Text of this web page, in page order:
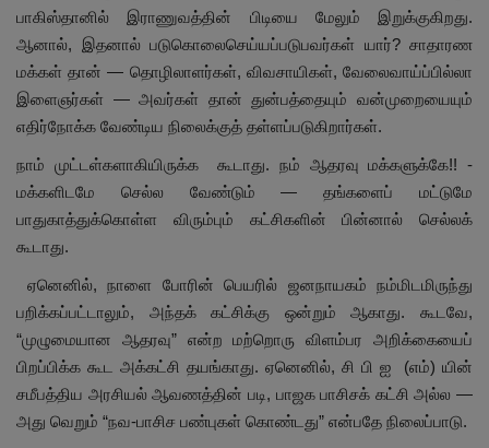
பாகிஸ்தானில் இராணுவத்தின் பிடியை மேலும் இறுக்குகிறது.
ஆனால், இதனால் படுகொலைசெய்யப்படுபவர்கள் யார்? சாதாரண
மக்கள் தான் — தொழிலாளர்கள், விவசாயிகள், வேலைவாய்ப்பில்லா
இளைஞர்கள் — அவர்கள் தான் துன்பத்தையும் வன்முறையையும்
எதிர்நோக்க வேண்டிய நிலைக்குத் தள்ளப்படுகிறார்கள்.
நாம் முட்டள்களாகியிருக்க கூடாது. நம் ஆதரவு மக்களுக்கே!! -
மக்களிடமே செல்ல வேண்டும் — தங்களைப் மட்டுமே
பாதுகாத்துக்கொள்ள விரும்பும் கட்சிகளின் பின்னால் செல்லக்
கூடாது.
ஏனெனில், நாளை போரின் பெயரில் ஜனநாயகம் நம்மிடமிருந்து
பறிக்கப்பட்டாலும், அந்தக் கட்சிக்கு ஒன்றும் ஆகாது. கூடவே,
“முழுமையான ஆதரவு” என்ற மற்றொரு விளம்பர அறிக்கையைப்
பிறப்பிக்க கூட அக்கட்சி தயங்காது. ஏனெனில், சி பி ஐ (எம்) யின்
சமீபத்திய அரசியல் ஆவணத்தின் படி, பாஜக பாசிசக் கட்சி அல்ல —
அது வெறும் “நவ-பாசிச பண்புகள் கொண்டது” என்பதே நிலைப்பாடு.